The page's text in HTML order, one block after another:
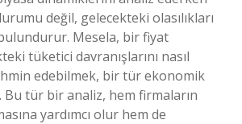
değil, gelecekteki olasılıkları
Mesela, bir fiyat
tüketici davranışlarını nasıl
edebilmek, bir tür ekonomik
tür bir analiz, hem firmaların
yardımcı olur hem de